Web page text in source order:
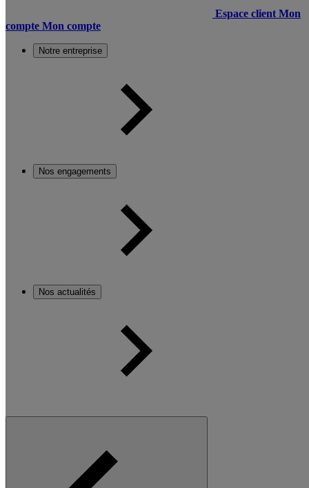
Espace client Mon
compte Mon compte
Notre entreprise
Nos engagements
Nos actualités